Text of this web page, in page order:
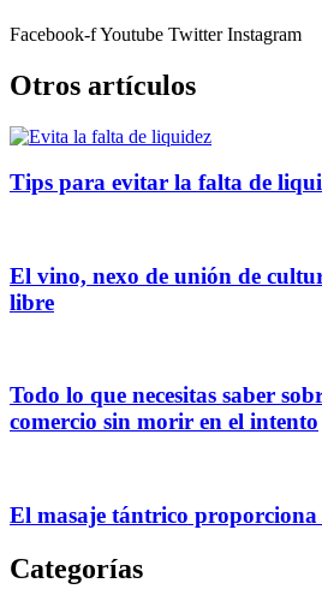
Facebook-fYoutube Twitter Instagram
Otros artículos
Tips para evitar la falta de
El vino, nexo de unión de
libre
Todo lo que necesitas saber
comercio sin morir en el intento
El masaje tántrico
Categorías